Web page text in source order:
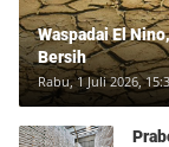
Waspadai El
Bersih
Rabu, 1 Juli 2026,